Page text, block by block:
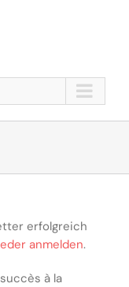
erfolgreich
anmelden.
à la